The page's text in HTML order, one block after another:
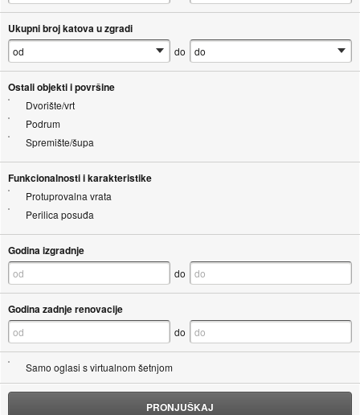
Ukupni broj katova u zgradi
do
Ostali objekti i površine
Dvorište/vrt
Podrum
Spremište/šupa
Funkcionalnosti i karakteristike
Protuprovalna vrata
Perilica posuđa
Godina izgradnje
do
Godina zadnje renovacije
do
Samo oglasi s virtualnom šetnjom
PRONJUŠKAJ